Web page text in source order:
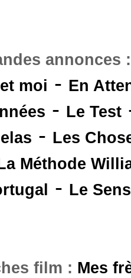
annonces
moi - En
- Le Test
- Les
Méthode
- Le
film : Mes